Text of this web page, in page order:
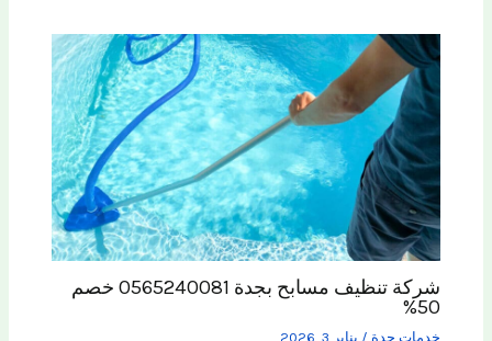
شركة تنظيف مسابح بجدة 0565240081 خصم
50%
خدمات جدة / يناير 3, 2026